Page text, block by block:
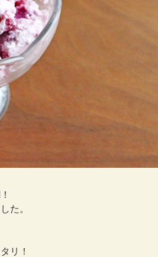
た。
リ！